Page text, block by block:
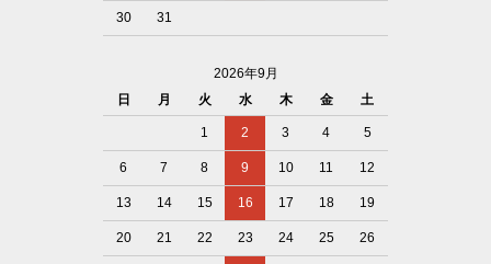
30 31
2026年9月
日
月 火 水 木 金 土
1 2 3 4 5
6 7 8 9 10 11 12
13 14 15 16 17 18 19
20 21 22 23 24 25 26